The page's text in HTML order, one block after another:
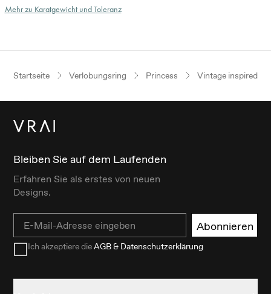
Mehr zu Karatgewicht und Toleranz
Startseite Verlobungsring Princess Vintage inspired
Bleiben Sie auf dem Laufenden
Erfahren Sie als erstes von neuen
Designs.
Email Abonnieren
Ich akzeptiere dieAGB & Datenschutzerklärung